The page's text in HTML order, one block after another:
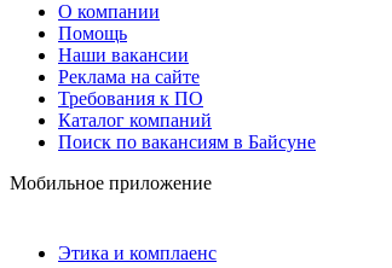
О компании
Помощь
Наши вакансии
Реклама на сайте
Требования к ПО
Каталог компаний
Поиск по вакансиям в Байсуне
Мобильное приложение
Этика и комплаенс